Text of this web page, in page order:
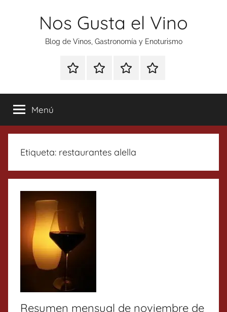
Nos Gusta el Vino
Blog de Vinos, Gastronomía y Enoturismo
Especial
Tonics
Enoturismo
Gastronomía
RankingContacto
Menú
Etiqueta: restaurantes alella
Resumen mensual de noviembre de